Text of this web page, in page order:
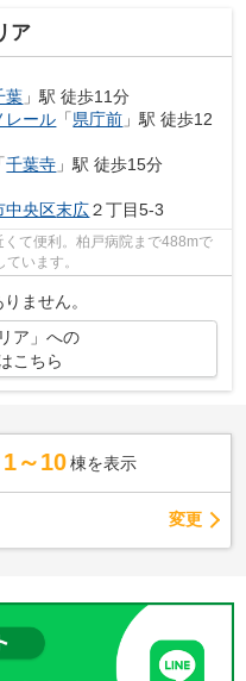
ア
葉 」駅 徒歩11分
レール 「県庁前 」駅 徒歩12
「千葉寺 」駅 徒歩15分
中央区末広２丁目5-3
て便利。柏戸病院まで488mで
います。
ません。
ア」への
こちら
1～10 棟を表示
変更